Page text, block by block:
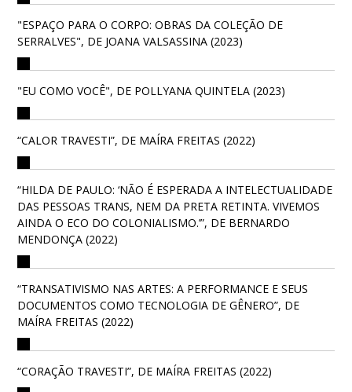
"ESPAÇO PARA O CORPO: OBRAS DA COLEÇÃO DE
SERRALVES", DE JOANA VALSASSINA (2023)
"EU COMO VOCÊ", DE POLLYANA QUINTELA (2023)
“CALOR TRAVESTI”, DE MAÍRA FREITAS (2022)
“HILDA DE PAULO: ‘NÃO É ESPERADA A INTELECTUALIDADE
DAS PESSOAS TRANS, NEM DA PRETA RETINTA. VIVEMOS
AINDA O ECO DO COLONIALISMO.’”, DE BERNARDO
MENDONÇA (2022)
“TRANSATIVISMO NAS ARTES: A PERFORMANCE E SEUS
DOCUMENTOS COMO TECNOLOGIA DE GÊNERO”, DE
MAÍRA FREITAS (2022)
“CORAÇÃO TRAVESTI”, DE MAÍRA FREITAS (2022)